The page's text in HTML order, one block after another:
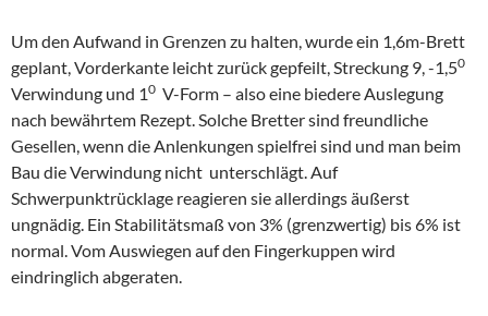
Um den Aufwand in Grenzen zu halten, wurde ein 1,6m-Brett
geplant, Vorderkante leicht zurück gepfeilt, Streckung 9, -1,50
Verwindung und 10 V-Form – also eine biedere Auslegung
nach bewährtem Rezept. Solche Bretter sind freundliche
Gesellen, wenn die Anlenkungen spielfrei sind und man beim
Bau die Verwindung nicht unterschlägt. Auf
Schwerpunktrücklage reagieren sie allerdings äußerst
ungnädig. Ein Stabilitätsmaß von 3% (grenzwertig) bis 6% ist
normal. Vom Auswiegen auf den Fingerkuppen wird
eindringlich abgeraten.